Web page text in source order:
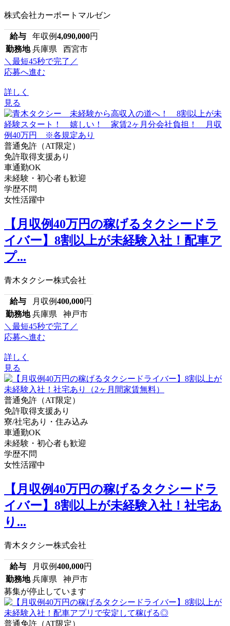
株式会社カーポートマルゼン
給与 年収例4,090,000円
勤務地 兵庫県 西宮市
＼最短45秒で完了／
応募へ進む
詳しく
見る
普通免許（AT限定）
免許取得支援あり
車通勤OK
未経験・初心者も歓迎
学歴不問
女性活躍中
【月収例40万円の稼げるタクシードラ
イバー】8割以上が未経験入社！配車ア
プ...
青木タクシー株式会社
給与 月収例400,000円
勤務地 兵庫県 神戸市
＼最短45秒で完了／
応募へ進む
詳しく
見る
普通免許（AT限定）
免許取得支援あり
寮/社宅あり・住み込み
車通勤OK
未経験・初心者も歓迎
学歴不問
女性活躍中
【月収例40万円の稼げるタクシードラ
イバー】8割以上が未経験入社！社宅あ
り...
青木タクシー株式会社
給与 月収例400,000円
勤務地 兵庫県 神戸市
募集が停止しています
普通免許（AT限定）